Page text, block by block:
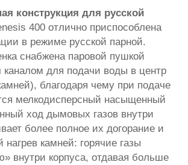
конструкция для русской
400 отлично приспособлена
в режиме русской парной.
снабжена паровой пушкой
для подачи воды в центр
благодаря чему при подаче
мелкодисперсный насыщенный
ход дымовых газов внутри
более полное их догорание и
камней: горячие газы
внутри корпуса, отдавая больше